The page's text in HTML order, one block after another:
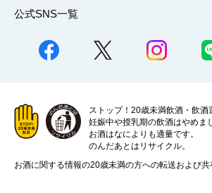
公式SNS一覧
ストップ！20歳未満飲酒・飲酒
妊娠中や授乳期の飲酒はやめま
お酒はなによりも適量です。
のんだあとはリサイクル。
お酒に関する情報の20歳未満の方への転送および共